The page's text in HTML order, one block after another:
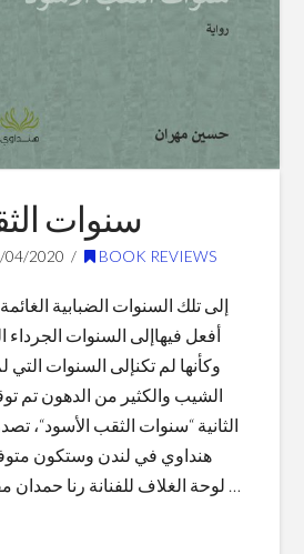
سنوات
2020 BOOK REVIEWS
إلى تلك السنوات الضبابية
أفعل فيهاإلى السنوات الجرداء
وكأنها لم تكنإلى السنوات
الشيب والكثير من الدهون تم
الثانية “سنوات الثقب الأسود“،
هنداوي في لندن وستكون